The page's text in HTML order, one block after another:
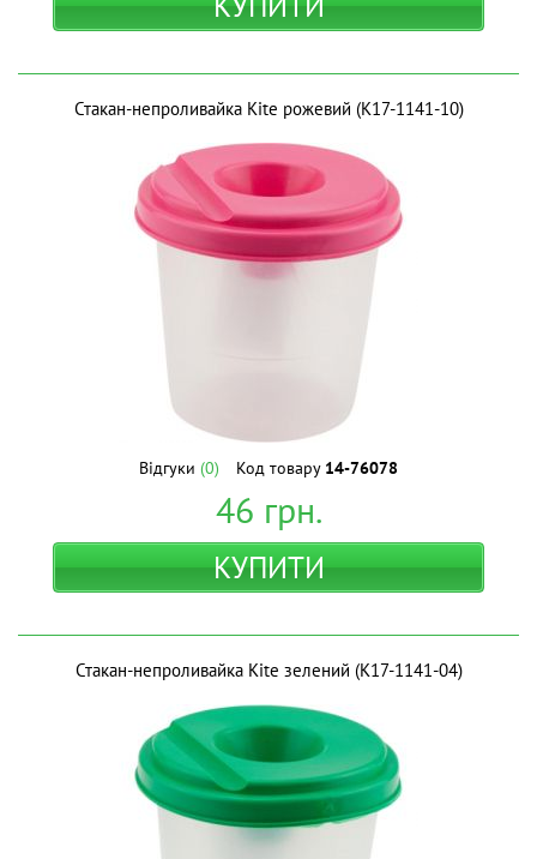
Стакан-непроливайка Kite рожевий (K17-1141-10)
Відгуки (0) Код товару 14-76078
46 грн.
КУПИТИ
Стакан-непроливайка Kite зелений (K17-1141-04)